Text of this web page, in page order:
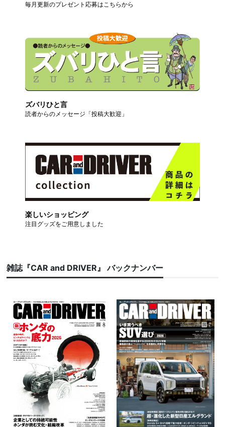
毎月更新のプレゼント応募はこちらから
ズバリひと言
読者からのメッセージ「投稿大歓迎」
楽しいショッピング
注目グッズをご用意しました
雑誌『CAR and DRIVER』 バックナンバー